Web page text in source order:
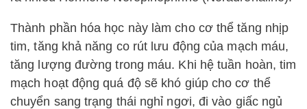
Thành phần hóa học này làm cho cơ thể tăng nhịp
tim, tăng khả năng co rút lưu động của mạch máu,
tăng lượng đường trong máu. Khi hệ tuần hoàn, tim
mạch hoạt động quá độ sẽ khó giúp cho cơ thể
chuyển sang trạng thái nghỉ ngơi, đi vào giấc ngủ